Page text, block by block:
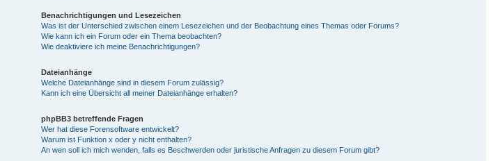
Benachrichtigungen und Lesezeichen
Was ist der Unterschied zwischen einem Lesezeichen und der Beobachtung eines Themas oder Forums?
Wie kann ich ein Forum oder ein Thema beobachten?
Wie deaktiviere ich meine Benachrichtigungen?
Dateianhänge
Welche Dateianhänge sind in diesem Forum zulässig?
Kann ich eine Übersicht all meiner Dateianhänge erhalten?
phpBB3 betreffende Fragen
Wer hat diese Forensoftware entwickelt?
Warum ist Funktion x oder y nicht enthalten?
An wen soll ich mich wenden, falls es Beschwerden oder juristische Anfragen zu diesem Forum gibt?